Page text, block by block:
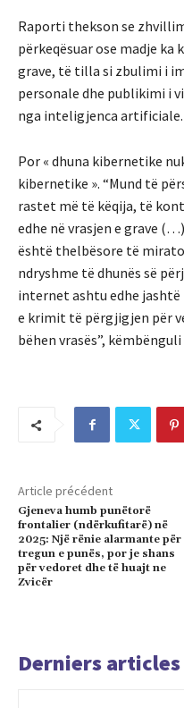
Raporti thekson se
përkeqësuar ose madje ka
grave, të tilla si zbulimi i
personale dhe publikimi i
nga inteligjenca artificiale.
Por « dhuna kibernetike
kibernetike ». “Mund të
rastet më të këqija, të
edhe në vrasjen e grave
është thelbësore të
ndryshme të dhunës së
internet ashtu edhe
e krimit të përgjigjen për
bëhen vrasës”,
Article précédent
Gjeneva humb punëtorë
frontalier (ndërkufitarë) në
2025: Një rënie alarmante për
tregun e punës, por je shans
për vedoret dhe të huajt ne
Zvicër
Derniers articles